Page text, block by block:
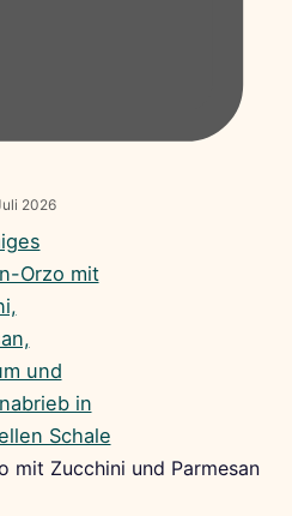
2026
mit Zucchini und Parmesan